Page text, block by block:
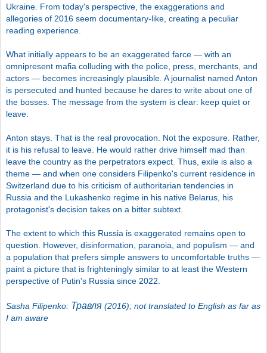
Ukraine. From today's perspective, the exaggerations and
allegories of 2016 seem documentary-like, creating a peculiar
reading experience.
What initially appears to be an exaggerated farce — with an
omnipresent mafia colluding with the police, press, merchants, and
actors — becomes increasingly plausible. A journalist named Anton
is persecuted and hunted because he dares to write about one of
the bosses. The message from the system is clear: keep quiet or
leave.
Anton stays. That is the real provocation. Not the exposure. Rather,
it is his refusal to leave. He would rather drive himself mad than
leave the country as the perpetrators expect. Thus, exile is also a
theme — and when one considers Filipenko's current residence in
Switzerland due to his criticism of authoritarian tendencies in
Russia and the Lukashenko regime in his native Belarus, his
protagonist's decision takes on a bitter subtext.
The extent to which this Russia is exaggerated remains open to
question. However, disinformation, paranoia, and populism — and
a population that prefers simple answers to uncomfortable truths —
paint a picture that is frighteningly similar to at least the Western
perspective of Putin's Russia since 2022.
Sasha Filipenko: Травля (2016); not translated to English as far as
I am aware